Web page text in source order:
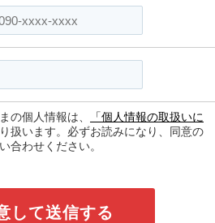
の個人情報は、
「個人情報の取扱いに
扱います。必ずお読みになり、同意の
合わせください。
して送信する